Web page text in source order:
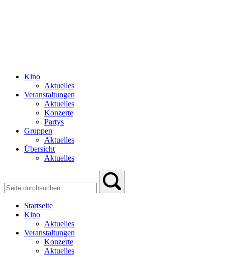
Kino
Aktuelles
Veranstaltungen
Aktuelles
Konzerte
Partys
Gruppen
Aktuelles
Übersicht
Aktuelles
Startseite
Kino
Aktuelles
Veranstaltungen
Konzerte
Aktuelles